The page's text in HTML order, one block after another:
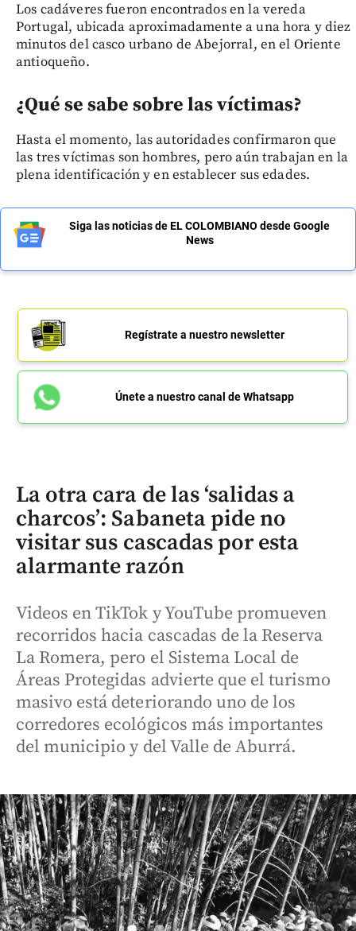
Los cadáveres fueron encontrados en la vereda
Portugal, ubicada aproximadamente a una hora y diez
minutos del casco urbano de Abejorral, en el Oriente
antioqueño.
¿Qué se sabe sobre las víctimas?
Hasta el momento, las autoridades confirmaron que
las tres víctimas son hombres, pero aún trabajan en la
plena identificación y en establecer sus edades.
Siga las noticias de EL COLOMBIANO desde Google
News
Regístrate a nuestro newsletter
Únete a nuestro canal de Whatsapp
La otra cara de las ‘salidas a
charcos’: Sabaneta pide no
visitar sus cascadas por esta
alarmante razón
Videos en TikTok y YouTube promueven
recorridos hacia cascadas de la Reserva
La Romera, pero el Sistema Local de
Áreas Protegidas advierte que el turismo
masivo está deteriorando uno de los
corredores ecológicos más importantes
del municipio y del Valle de Aburrá.